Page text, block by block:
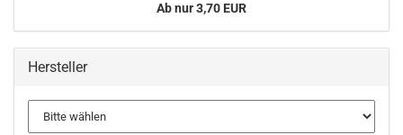
Ab nur 3,70 EUR
Hersteller